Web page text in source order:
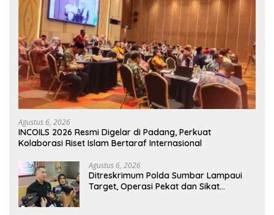
Agustus 6, 2026
INCOILS 2026 Resmi Digelar di Padang, Perkuat
Kolaborasi Riset Islam Bertaraf Internasional
Agustus 6, 2026
Ditreskrimum Polda Sumbar Lampaui
Target, Operasi Pekat dan Sikat